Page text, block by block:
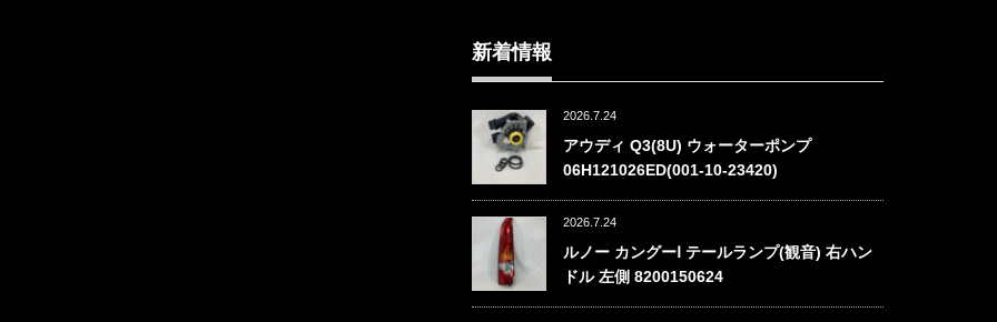
新着情報
2026.7.24
アウディ Q3(8U) ウォーターポンプ
06H121026ED(001-10-23420)
2026.7.24
ルノー カングーⅠ テールランプ(観音) 右ハン
ドル 左側 8200150624